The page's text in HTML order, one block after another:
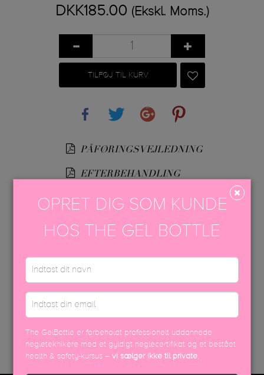
DKK185.00 (Ekskl. Moms.)
TILFØJ TIL KURV
PÅFØRINGSVEJLEDNING
EFTERBEHANDLING
USP FARVEBROCHURE
SIKKERHEDSDATABLAD
DISCOVER MORE
OPRET DIG SOM KUNDE
HOS THE GEL BOTTLE
The GelBottle er forbeholdt professionelt uddannede
negleteknikere med et gyldigt neglecertifikat og et bestået
health & safety-kursus –vi sælger ikke til private